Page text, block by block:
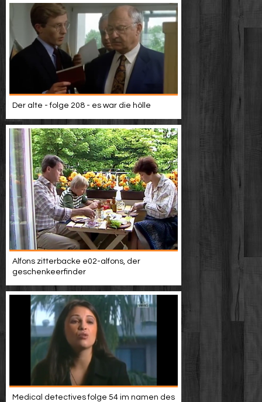
Der alte - folge 208 - es war die hölle
Alfons zitterbacke e02-alfons, der
geschenkeerfinder
Medical detectives folge 54 im namen des